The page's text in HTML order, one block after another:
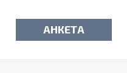
АНКЕТА